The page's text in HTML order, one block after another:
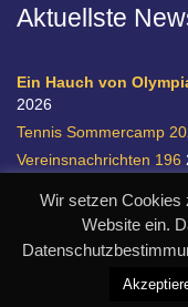
c
n
a
c
:
Aktuellste
Ein Hauch von
2026
Tennis Sommercamp
Vereinsnachrichten 196
Relegation 1.
Wir setzen Cookies
Website ein.